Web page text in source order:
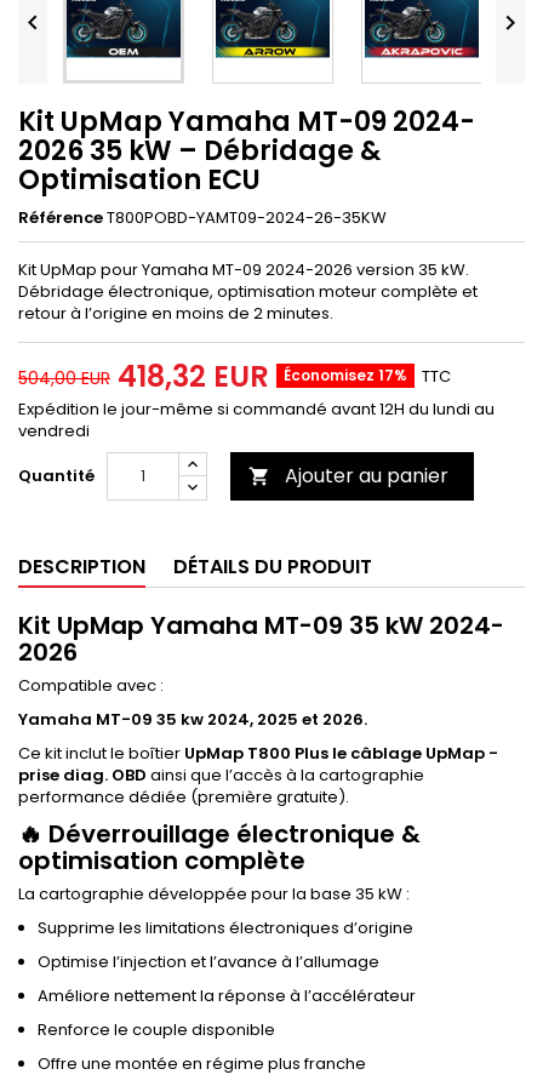
 
Kit UpMap Yamaha MT-09 2024-
2026 35 kW – Débridage &
Optimisation ECU
RéférenceT800POBD-YAMT09-2024-26-35KW
Kit UpMap pour Yamaha MT-09 2024-2026 version 35 kW.
Débridage électronique, optimisation moteur complète et
retour à l’origine en moins de 2 minutes.
504,00 EUR 418,32 EUR Économisez 17%
TTC
Expédition le jour-même si commandé avant 12H du lundi au
vendredi
Quantité
 Ajouter au panier
DESCRIPTION DÉTAILS DU PRODUIT
Kit UpMap Yamaha MT-09 35 kW 2024-
2026
Compatible avec :
Yamaha MT-09 35 kw 2024, 2025 et 2026.
Ce kit inclut le boîtier UpMap T800 Plus le câblage UpMap -
prise diag. OBD ainsi que l’accès à la cartographie
performance dédiée (première gratuite).
🔥 Déverrouillage électronique &
optimisation complète
La cartographie développée pour la base 35 kW :
Supprime les limitations électroniques d’origine
Optimise l’injection et l’avance à l’allumage
Améliore nettement la réponse à l’accélérateur
Renforce le couple disponible
Offre une montée en régime plus franche